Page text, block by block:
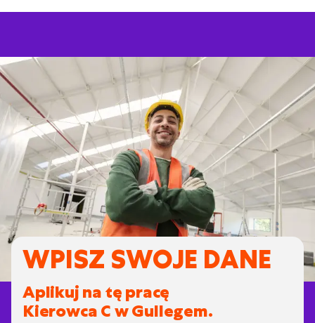
WPISZ SWOJE DANE
Aplikuj na tę pracę
Kierowca C w Gullegem.